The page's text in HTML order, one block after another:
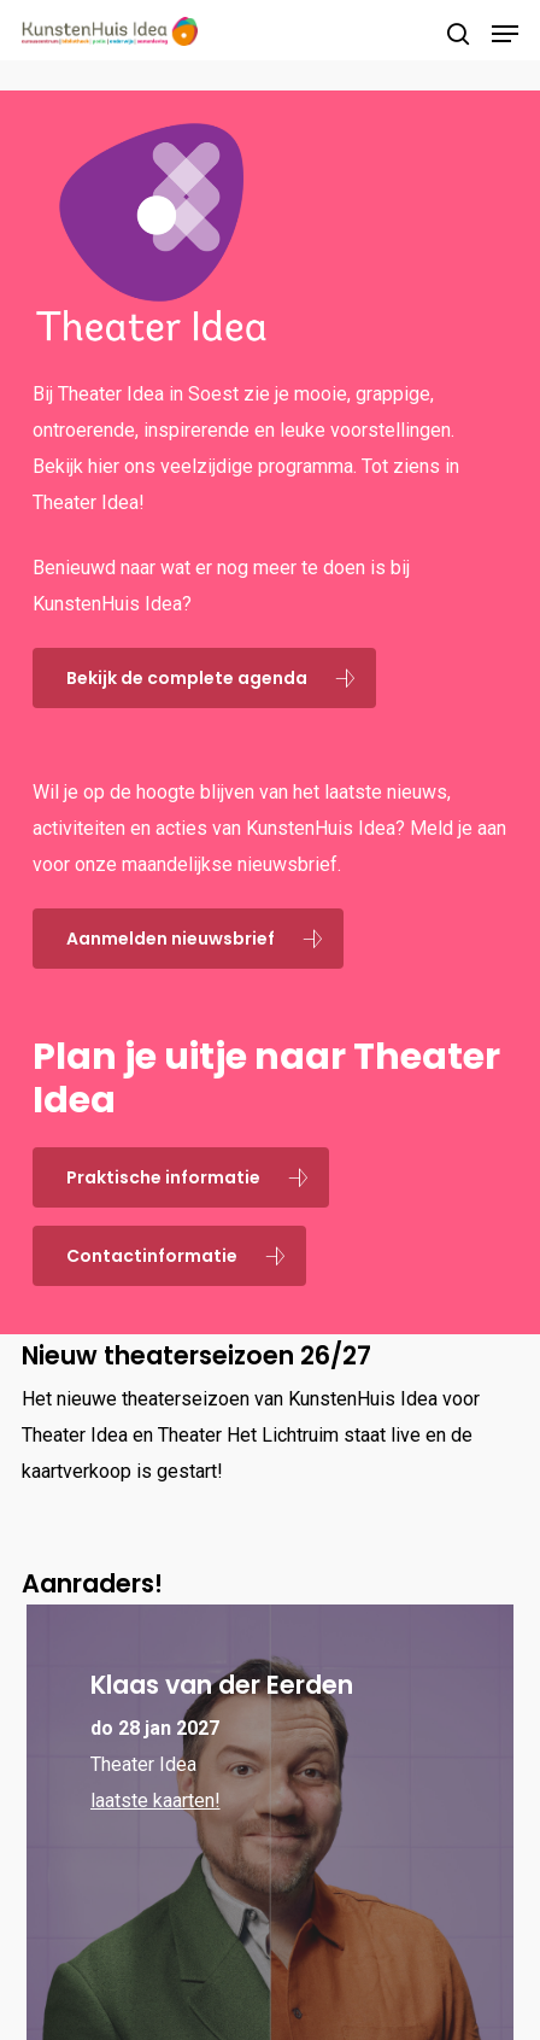
Druk op Enter om te starten met zoeken of
druk op ESC om te sluiten
Bij Theater Idea in Soest zie je mooie, grappige,
ontroerende, inspirerende en leuke voorstellingen.
Bekijk hier ons veelzijdige programma. Tot ziens in
Theater Idea!
Benieuwd naar wat er nog meer te doen is bij
KunstenHuis Idea?
Bekijk de complete agenda
Wil je op de hoogte blijven van het laatste nieuws,
activiteiten en acties van KunstenHuis Idea? Meld je aan
voor onze maandelijkse nieuwsbrief.
Aanmelden nieuwsbrief
Plan je uitje naar Theater
Idea
Praktische informatie
Contactinformatie
Nieuw theaterseizoen 26/27
Het nieuwe theaterseizoen van KunstenHuis Idea voor
Theater Idea en Theater Het Lichtruim staat live en de
kaartverkoop is gestart!
Aanraders!
Klaas van der Eerden
do 28 jan 2027
Theater Idea
laatste kaarten!